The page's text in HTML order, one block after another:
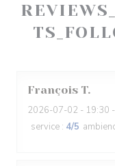
François T
2026-07-02 - 19:30
service : 4/5